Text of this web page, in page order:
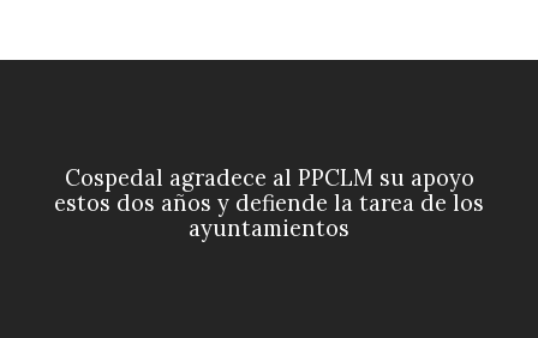
Cospedal agradece al PPCLM su apoyo
estos dos años y defiende la tarea de los
ayuntamientos